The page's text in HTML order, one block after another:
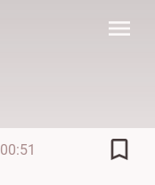
menu
00:51 bookmark_border